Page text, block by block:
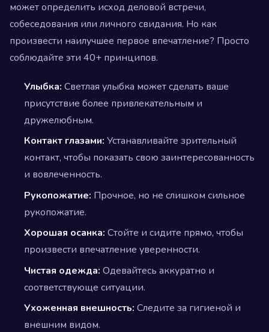
может определить исход деловой встречи,
собеседования или личного свидания. Но как
произвести наилучшее первое впечатление? Просто
соблюдайте эти 40+ принципов.
Улыбка: Светлая улыбка может сделать ваше
присутствие более привлекательным и
дружелюбным.
Контакт глазами: Устанавливайте зрительный
контакт, чтобы показать свою заинтересованность
и вовлеченность.
Рукопожатие: Прочное, но не слишком сильное
рукопожатие.
Хорошая осанка: Стойте и сидите прямо, чтобы
произвести впечатление уверенности.
Чистая одежда: Одевайтесь аккуратно и
соответствующе ситуации.
Ухоженная внешность: Следите за гигиеной и
внешним видом.